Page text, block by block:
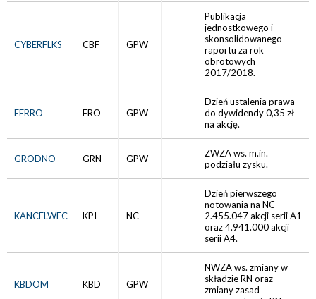
CYBERFLKS CBF GPW
Publikacja
jednostkowego i
skonsolidowanego
raportu za rok
obrotowych
2017/2018.
FERRO FRO GPW
Dzień ustalenia prawa
do dywidendy 0,35 zł
na akcję.
GRODNO GRN GPW
ZWZA ws. m.in.
podziału zysku.
KANCELWEC KPI NC
Dzień pierwszego
notowania na NC
2.455.047 akcji serii A1
oraz 4.941.000 akcji
serii A4.
KBDOM KBD GPW
NWZA ws. zmiany w
składzie RN oraz
zmiany zasad